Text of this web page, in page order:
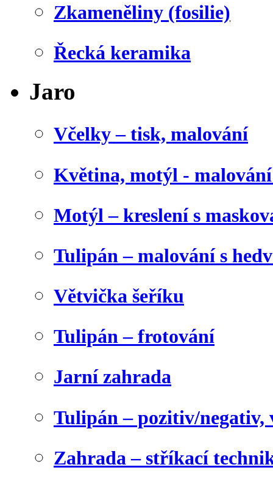
Zkameněliny (fosilie)
Řecká keramika
Jaro
Včelky – tisk, malování
Květina, motýl -
Motýl – kreslení s
Tulipán – malování s
Větvička šeříku
Tulipán – frotování
Jarní zahrada
Tulipán – pozitiv/negativ,
Zahrada – stříkací